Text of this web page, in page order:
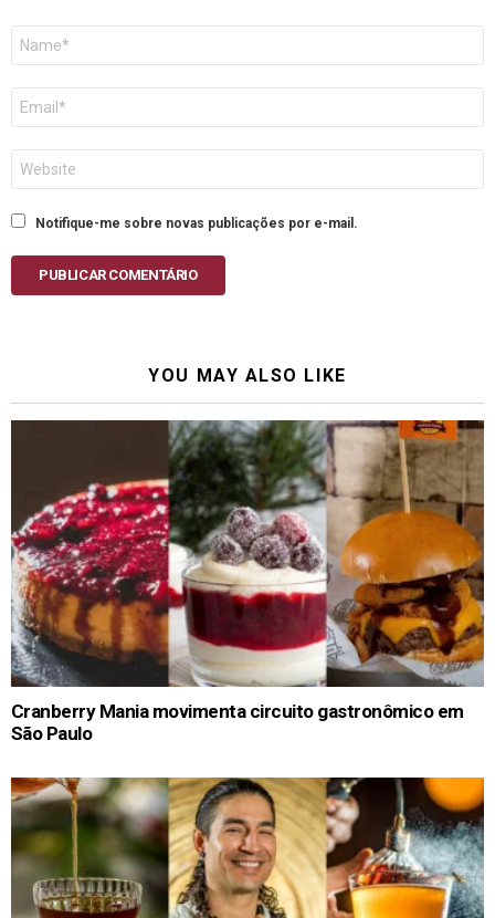
mail
Notifique-me sobre novas publicações por e-mail.
PUBLICAR COMENTÁRIO
YOU MAY ALSO LIKE
Cranberry Mania movimenta circuito gastronômico em
São Paulo